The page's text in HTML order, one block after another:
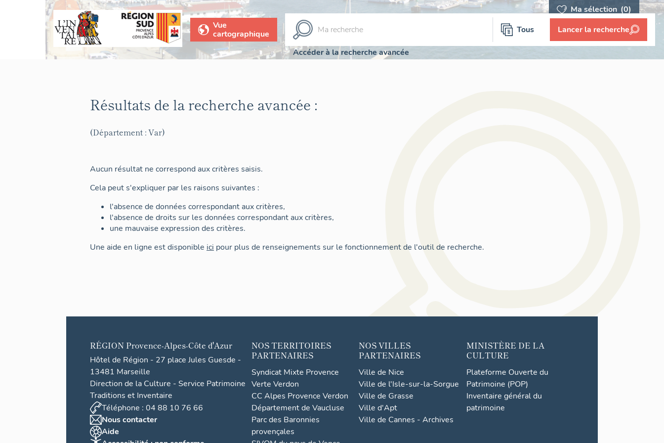
Ma sélection (0)
Vue
cartographique
Tous Lancer la recherche
Accéder à la recherche avancée
Résultats de la recherche avancée :
(Département : Var)
Aucun résultat ne correspond aux critères saisis.
Cela peut s'expliquer par les raisons suivantes :
l'absence de données correspondant aux critères,
l'absence de droits sur les données correspondant aux critères,
une mauvaise expression des critères.
Une aide en ligne est disponible ici pour plus de renseignements sur le fonctionnement de l'outil de recherche.
RÉGION Provence-Alpes-Côte d'Azur
Hôtel de Région - 27 place Jules Guesde -
13481 Marseille
Direction de la Culture - Service Patrimoine
Traditions et Inventaire
Téléphone : 04 88 10 76 66
Nous contacter
Aide
NOS TERRITOIRES
PARTENAIRES
Syndicat Mixte Provence
Verte Verdon
CC Alpes Provence Verdon
Département de Vaucluse
Parc des Baronnies
provençales
NOS VILLES
PARTENAIRES
Ville de Nice
Ville de l'Isle-sur-la-Sorgue
Ville de Grasse
Ville d'Apt
Ville de Cannes - Archives
MINISTÈRE DE LA
CULTURE
Plateforme Ouverte du
Patrimoine (POP)
Inventaire général du
patrimoine